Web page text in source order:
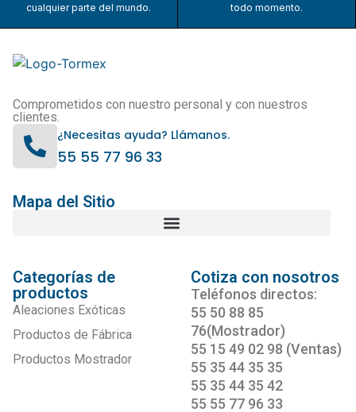
cualquier parte del mundo.
todo momento.
Comprometidos con nuestro personal y con nuestros
clientes.
¿Necesitas ayuda? Llámanos.
55 55 77 96 33
Mapa del Sitio
Categorías de
productos
Aleaciones Exóticas
Productos de Fábrica
Productos Mostrador
Cotiza con nosotros
Teléfonos directos:
55 50 88 85
76(Mostrador)
55 15 49 02 98 (Ventas)
55 35 44 35 35
55 35 44 35 42
55 55 77 96 33